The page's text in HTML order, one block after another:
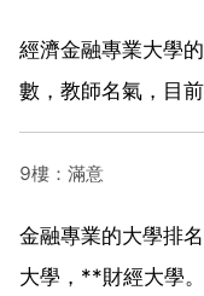
經濟金融專業大學
數，教師名氣，目
9樓：滿意
金融專業的大學排
大學，**財經大學